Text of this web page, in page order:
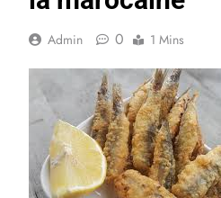
Admin 0 1 Mins